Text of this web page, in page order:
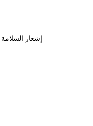
إشعار السلامة